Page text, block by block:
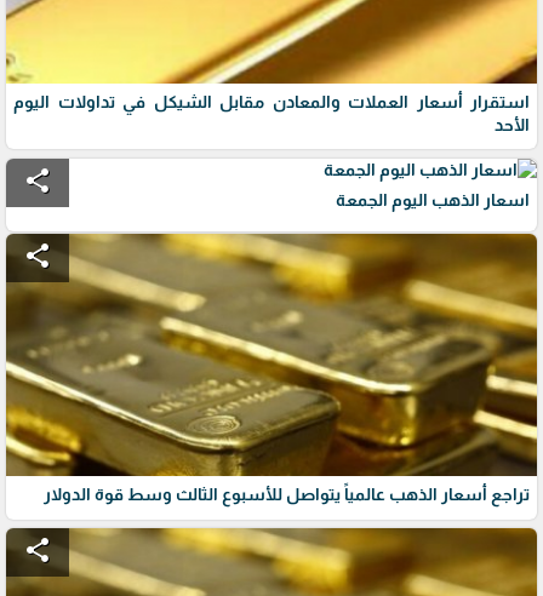
استقرار أسعار العملات والمعادن مقابل الشيكل في تداولات اليوم
الأحد
share
اسعار الذهب اليوم الجمعة
share
تراجع أسعار الذهب عالمياً يتواصل للأسبوع الثالث وسط قوة الدولار
share